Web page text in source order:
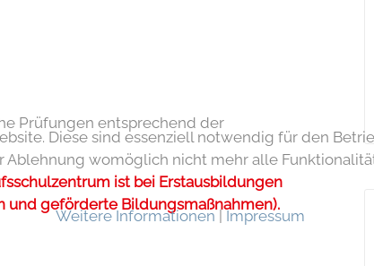
Prüfungen entsprechend der
ist bei Erstausbildungen
geförderte Bildungsmaßnahmen).
Diese sind essenziell notwendig für den
Ablehnung womöglich nicht mehr alle
Weitere Informationen Impressum